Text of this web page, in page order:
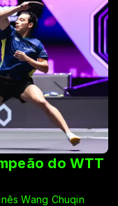
do WTT
Wang Chuqin